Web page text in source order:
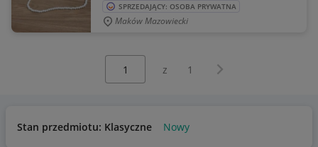
SPRZEDAJĄCY: OSOBA PRYWATNA
Maków Mazowiecki
z 1 Następna strona
Stan przedmiotu: Klasyczne Nowy